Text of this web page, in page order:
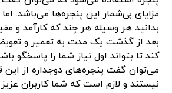
مزایای بی‌شمار این پنجره‌ها می‌باشد.
بدانید هر وسیله هر چند که کارآمد و
بعد از گذشت یک مدت به تعمیر و
کند تا بتواند اول نیاز شما را پاسخگو
می‌توان گفت پنجره‌های دوجداره از این
نیستند و لازم است که شما کاربران